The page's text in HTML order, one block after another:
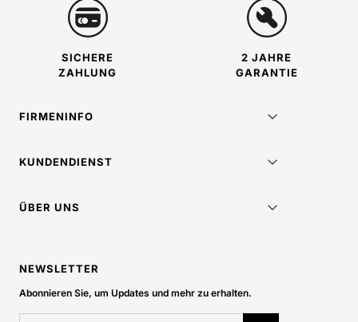
SICHERE
ZAHLUNG
2 JAHRE
GARANTIE
FIRMENINFO
KUNDENDIENST
ÜBER UNS
NEWSLETTER
Abonnieren Sie, um Updates und mehr zu erhalten.